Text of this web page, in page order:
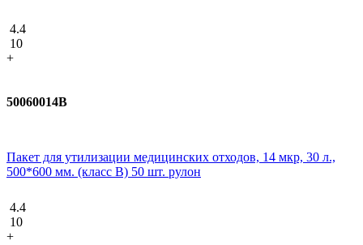
4.4
10
+
50060014В
Пакет для утилизации медицинских отходов, 14 мкр, 30 л.,
500*600 мм. (класс В) 50 шт. рулон
4.4
10
+